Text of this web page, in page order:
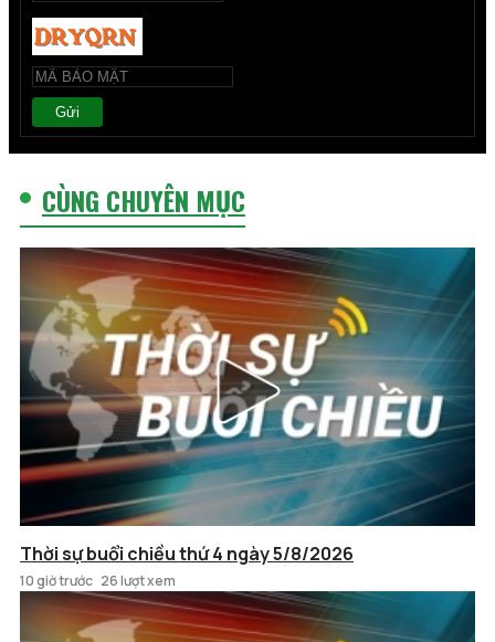
Gửi
CÙNG CHUYÊN MỤC
Thời sự buổi chiều thứ 4 ngày 5/8/2026
10 giờ trước 26 lượt xem